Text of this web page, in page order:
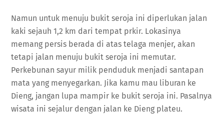
Namun untuk menuju bukit seroja ini diperlukan jalan
kaki sejauh 1,2 km dari tempat prkir. Lokasinya
memang persis berada di atas telaga menjer, akan
tetapi jalan menuju bukit seroja ini memutar.
Perkebunan sayur milik penduduk menjadi santapan
mata yang menyegarkan. Jika kamu mau liburan ke
Dieng, jangan lupa mampir ke bukit seroja ini. Pasalnya
wisata ini sejalur dengan jalan ke Dieng plateu.